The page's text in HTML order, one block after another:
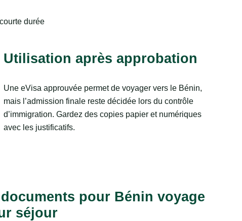
durée
Utilisation après approbation
Une eVisa approuvée permet de voyager vers le Bénin,
mais l’admission finale reste décidée lors du contrôle
d’immigration. Gardez des copies papier et numériques
avec les justificatifs.
pour Bénin voyage
séjour